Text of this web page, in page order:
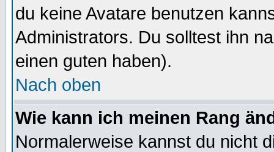
du keine Avatare benutzen
Administrators. Du solltest ihn
einen guten haben).
Nach oben
Wie kann ich meinen Rang
Normalerweise kannst du nicht